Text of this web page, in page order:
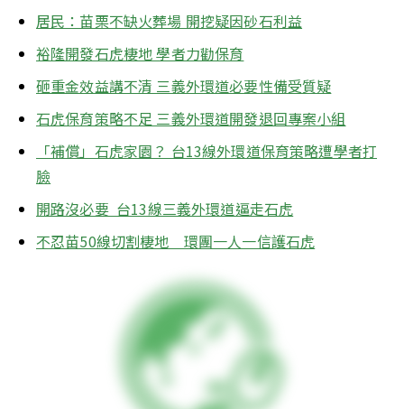
居民：苗栗不缺火葬場 開挖疑因砂石利益
裕隆開發石虎棲地 學者力勸保育
砸重金效益講不清 三義外環道必要性備受質疑
石虎保育策略不足 三義外環道開發退回專案小組
「補償」石虎家園？ 台13線外環道保育策略遭學者打
臉
開路沒必要  台13線三義外環道逼走石虎
不忍苗50線切割棲地　環團一人一信護石虎